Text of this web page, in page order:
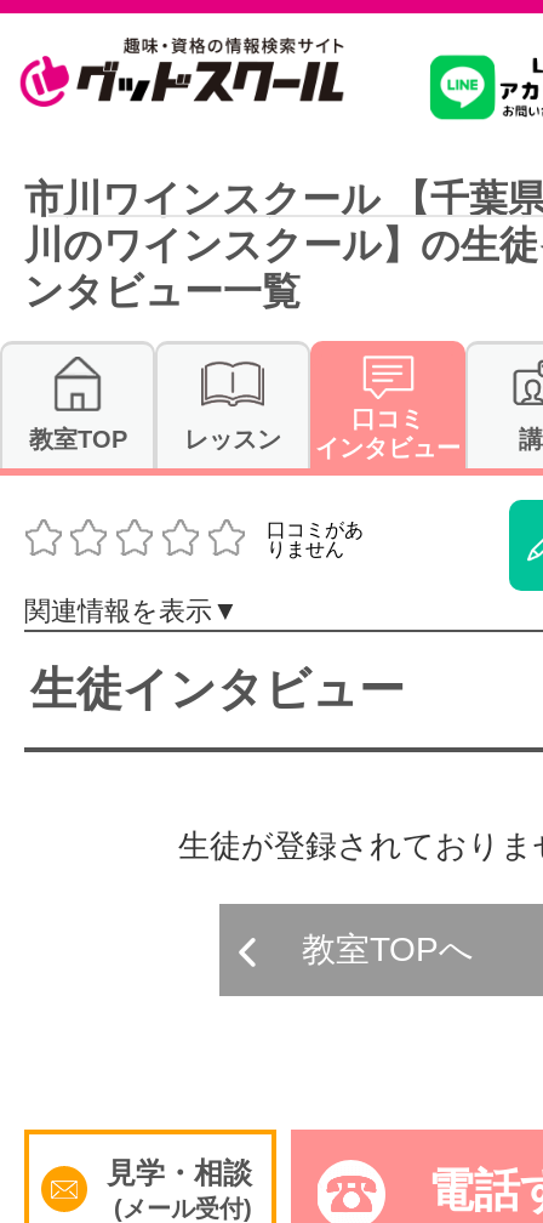
習いたいこ
スクールを
駅・路線か
通信講座を
体験レッス
やりたいこ
グッドスク
サイトマッ
市川ワインスクール 【千葉
川のワインスクール】の生
ンタビュー一覧
教室TOP レッスン
口コミ
インタビュー
関連情報を表示▼
生徒インタビュー
生徒が登録されておりま
教室TOPへ
見学・相談
(メール受付) 電話